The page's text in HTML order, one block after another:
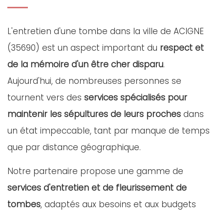
L'entretien d'une tombe dans la ville de ACIGNE
(35690) est un aspect important du respect et
de la mémoire d'un être cher disparu.
Aujourd'hui, de nombreuses personnes se
tournent vers des services spécialisés pour
maintenir les sépultures de leurs proches dans
un état impeccable, tant par manque de temps
que par distance géographique.
Notre partenaire propose une gamme de
services d'entretien et de fleurissement de
tombes, adaptés aux besoins et aux budgets